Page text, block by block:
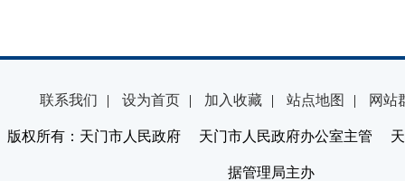
联系我们 | 设为首页 | 加入收藏 | 站点地图 | 网站
版权所有：天门市人民政府 天门市人民政府办公室主管 天
据管理局主办